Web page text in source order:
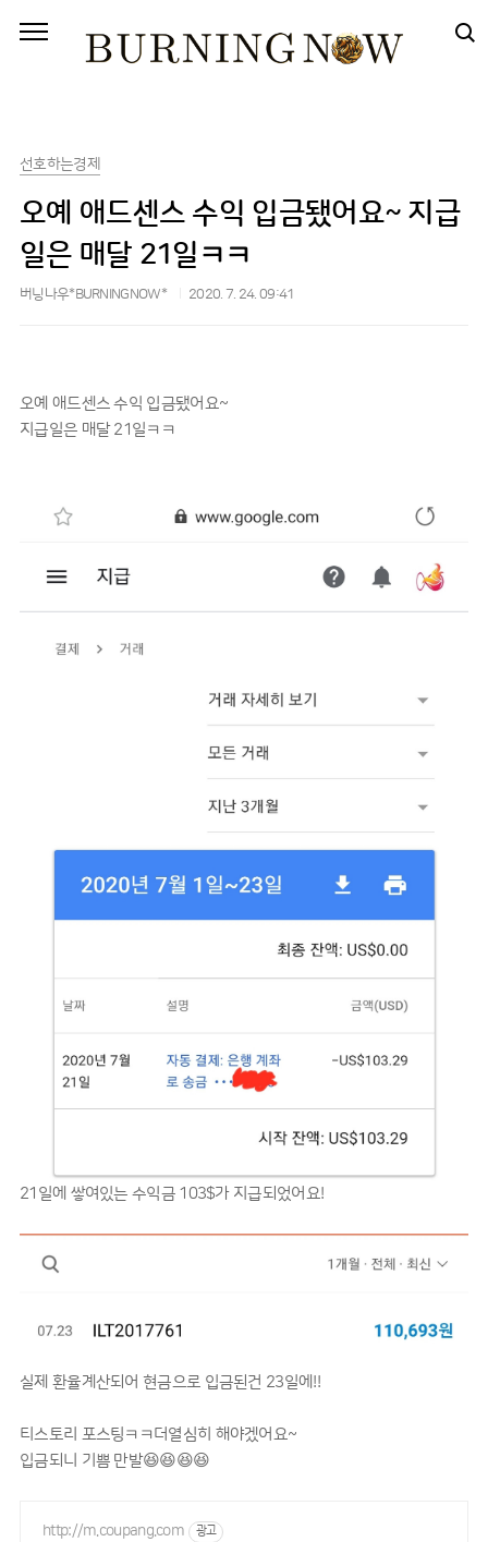
선호하는경제
오예 애드센스 수익 입금됐어요~ 지급
일은 매달 21일ㅋㅋ
버닝나우*BURNINGNOW* 2020. 7. 24. 09:41
오예 애드센스 수익 입금됐어요~
지급일은 매달 21일ㅋㅋ
21일에 쌓여있는 수익금 103$가 지급되었어요!
실제 환율계산되어 현금으로 입금된건 23일에!!
티스토리 포스팅ㅋㅋ더열심히 해야겠어요~
입금되니 기쁨 만발😆😆😆😆
http://m.coupang.com 광고